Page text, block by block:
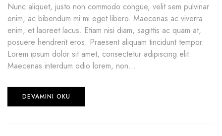
Nunc aliquet, justo non commodo congue, velit sem pulvinar
enim, ac bibendum mi mi eget libero. Maecenas ac viverra
enim, et laoreet lacus. Etiam nisi diam, sagittis ac quam at,
posuere hendrerit eros. Praesent aliquam tincidunt tempor.
Lorem ipsum dolor sit amet, consectetur adipiscing elit.
Maecenas interdum odio lorem, non...
DEVAMINI OKU